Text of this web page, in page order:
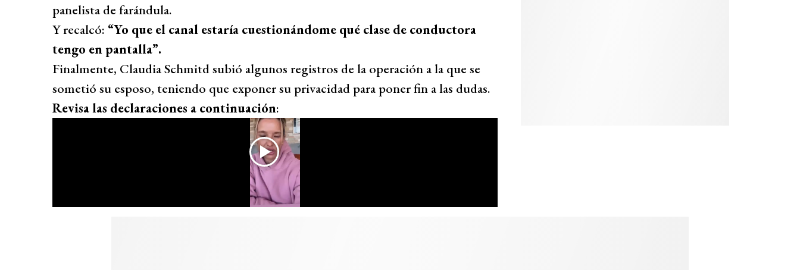
panelista de farándula.
Y recalcó: “Yo que el canal estaría cuestionándome qué clase de conductora
tengo en pantalla”.
Finalmente, Claudia Schmitd subió algunos registros de la operación a la que se
sometió su esposo, teniendo que exponer su privacidad para poner fin a las dudas.
Revisa las declaraciones a continuación: